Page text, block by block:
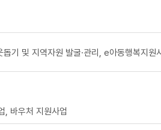
기 및 지역자원 발굴·관리, e아동행복지원
, 바우처 지원사업